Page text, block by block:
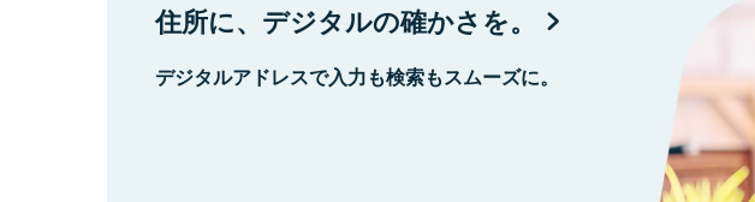
住所に、デジタルの確かさを。
デジタルアドレスで入力も検索もスムーズに。